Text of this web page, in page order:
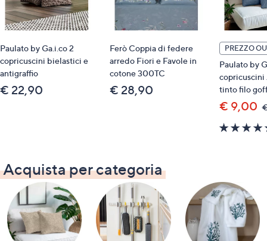
Paulato by Ga.i.co 2
copricuscini bielastici e
antigraffio
€ 22,90
Ferò Coppia di federe
arredo Fiori e Favole in
cotone 300TC
€ 28,90
PREZZO
Paulato by
copricuscini
tinto filo
€ 9,00
Acquista per categoria